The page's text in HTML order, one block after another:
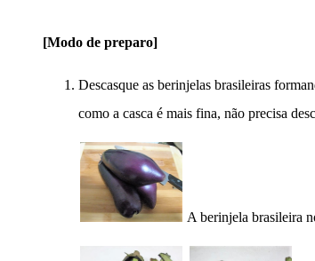
[Modo de preparo]
Descasque as berinjelas brasileiras
como a casca é mais fina, não precisa
A berinjela brasileira